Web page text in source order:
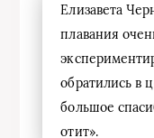
Елизавета
плавания
обратились в
большое
отит».